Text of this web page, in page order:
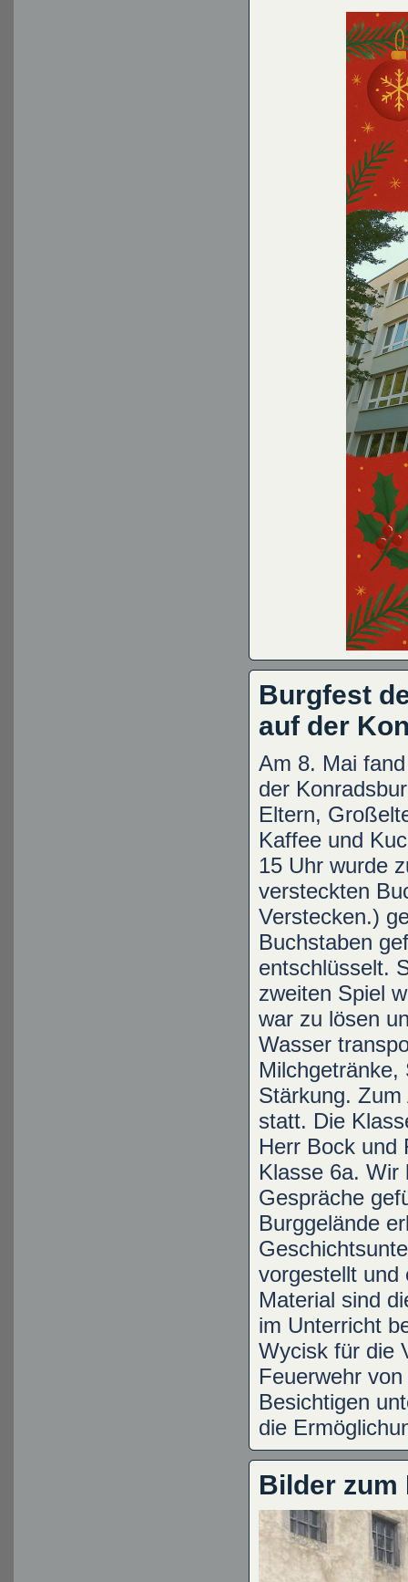
Burgfest
auf der
Am 8. Mai
der
Eltern,
Kaffee und
15 Uhr wurde
versteckten
Verstecken.)
Buchstaben
entschlüsselt.
zweiten Spiel
war zu lösen
Wasser
Stärkung.
statt. Die
Herr Bock und
Klasse 6a. Wir
Gespräche
Burggelände
vorgestellt und
Material sind
im Unterricht
Wycisk für die
Feuerwehr
Besichtigen
die
Bilder zum